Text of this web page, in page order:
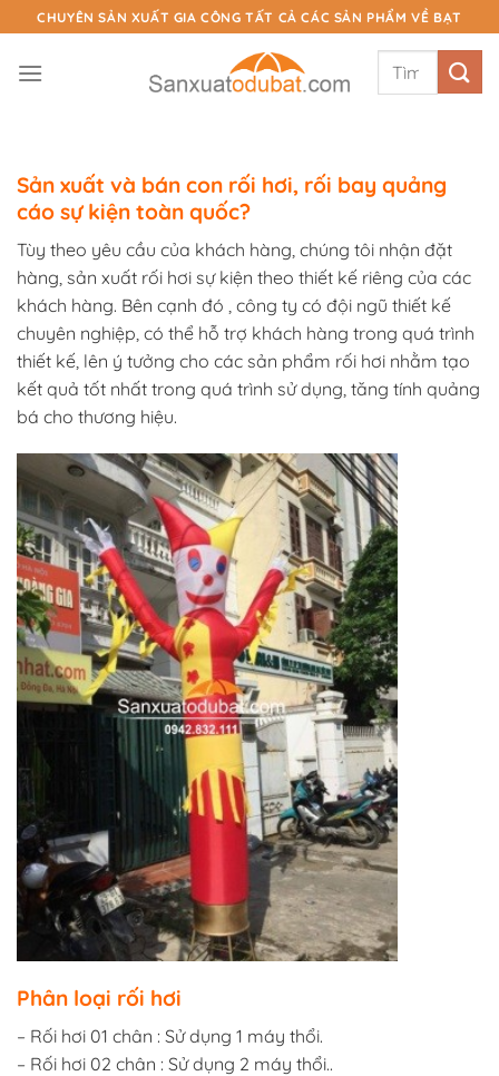
Chuyển
đến
nội
CHUYÊN SẢN XUẤT GIA CÔNG TẤT CẢ CÁC SẢN PHẨM VỀ BẠT
Tìm
Sản xuất và bán con rối hơi, rối bay quảng
cáo sự kiện toàn quốc?
Tùy theo yêu cầu của khách hàng, chúng tôi nhận đặt
hàng, sản xuất rối hơi sự kiện theo thiết kế riêng của các
khách hàng. Bên cạnh đó , công ty có đội ngũ thiết kế
chuyên nghiệp, có thể hỗ trợ khách hàng trong quá trình
thiết kế, lên ý tưởng cho các sản phẩm rối hơi nhằm tạo
kết quả tốt nhất trong quá trình sử dụng, tăng tính quảng
bá cho thương hiệu.
Phân loại rối hơi
– Rối hơi 01 chân : Sử dụng 1 máy thổi.
– Rối hơi 02 chân : Sử dụng 2 máy thổi..